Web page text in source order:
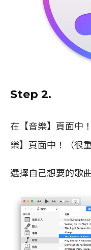
Step 2.
在【音樂】頁面中
樂】頁面中！（很
選擇自己想要的歌